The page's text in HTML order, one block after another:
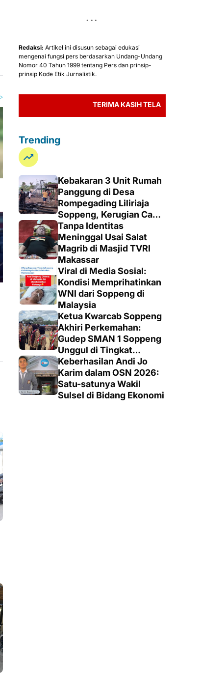
Redaksi: Artikel ini disusun sebagai edukasi
mengenai fungsi pers berdasarkan Undang-Undang
Nomor 40 Tahun 1999 tentang Pers dan prinsip-
prinsip Kode Etik Jurnalistik.
TERIMA KASIH TELAH MEMBACA BERITA
Trending
Kebakaran 3 Unit Rumah
Panggung di Desa
Rompegading Liliriaja
Soppeng, Kerugian Capai
Rp300 Juta
Tanpa Identitas
Meninggal Usai Salat
Magrib di Masjid TVRI
Makassar
Viral di Media Sosial:
Kondisi Memprihatinkan
WNI dari Soppeng di
Malaysia
Ketua Kwarcab Soppeng
Akhiri Perkemahan:
Gudep SMAN 1 Soppeng
Unggul di Tingkat
Penegak
Keberhasilan Andi Jo
Karim dalam OSN 2026:
Satu-satunya Wakil
Sulsel di Bidang Ekonomi